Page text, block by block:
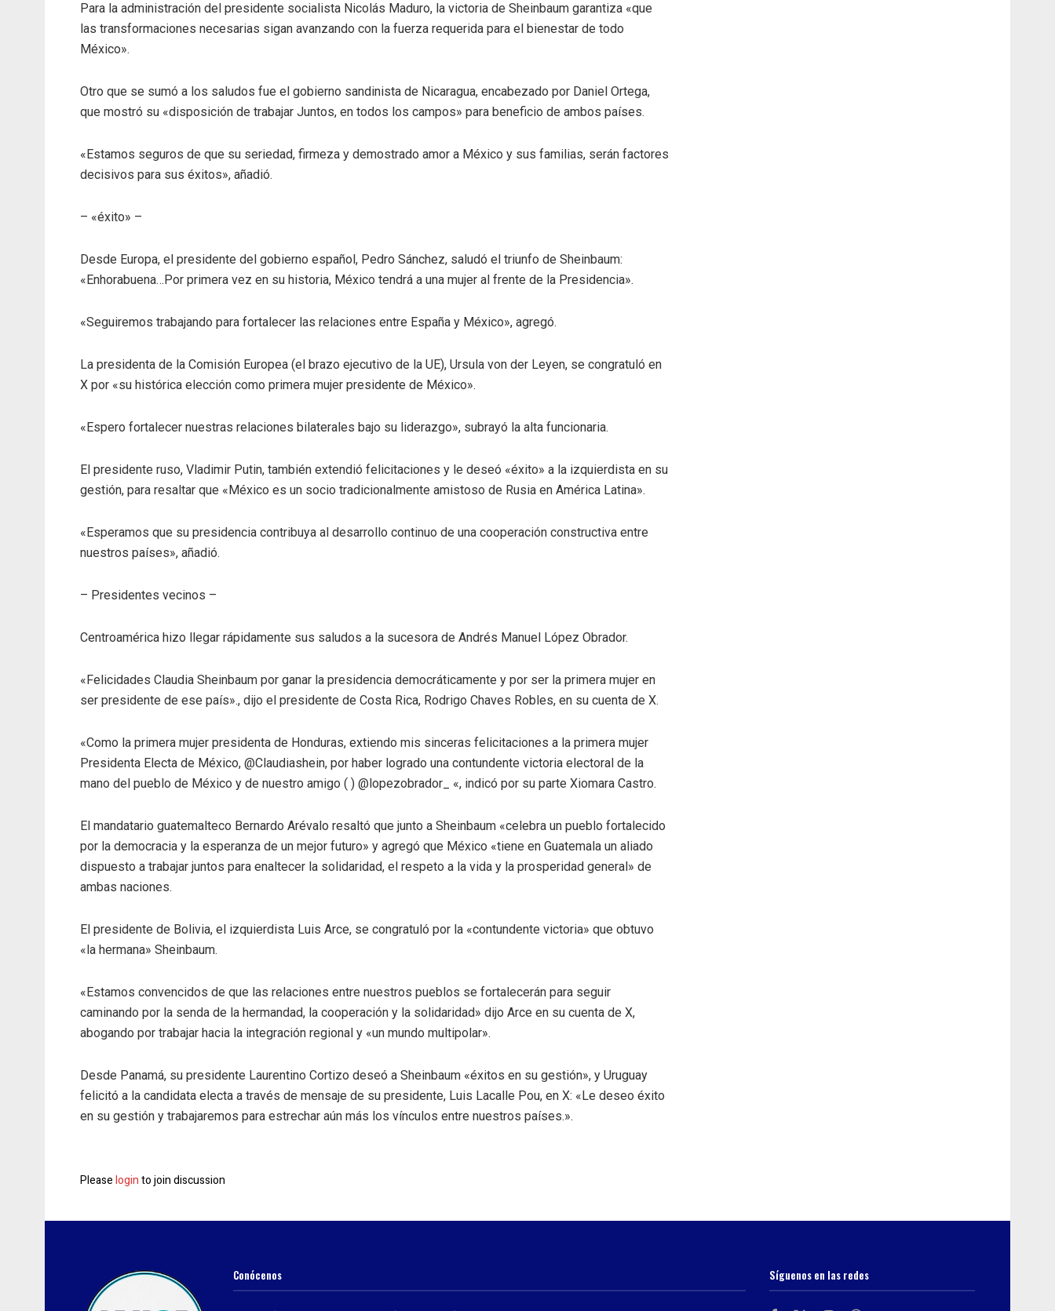
Para la administración del presidente socialista Nicolás Maduro, la victoria de Sheinbaum garantiza «que
las transformaciones necesarias sigan avanzando con la fuerza requerida para el bienestar de todo
México».
Otro que se sumó a los saludos fue el gobierno sandinista de Nicaragua, encabezado por Daniel Ortega,
que mostró su «disposición de trabajar Juntos, en todos los campos» para beneficio de ambos países.
«Estamos seguros de que su seriedad, firmeza y demostrado amor a México y sus familias, serán factores
decisivos para sus éxitos», añadió.
– «éxito» –
Desde Europa, el presidente del gobierno español, Pedro Sánchez, saludó el triunfo de Sheinbaum:
«Enhorabuena…Por primera vez en su historia, México tendrá a una mujer al frente de la Presidencia».
«Seguiremos trabajando para fortalecer las relaciones entre España y México», agregó.
La presidenta de la Comisión Europea (el brazo ejecutivo de la UE), Ursula von der Leyen, se congratuló en
X por «su histórica elección como primera mujer presidente de México».
«Espero fortalecer nuestras relaciones bilaterales bajo su liderazgo», subrayó la alta funcionaria.
El presidente ruso, Vladimir Putin, también extendió felicitaciones y le deseó «éxito» a la izquierdista en su
gestión, para resaltar que «México es un socio tradicionalmente amistoso de Rusia en América Latina».
«Esperamos que su presidencia contribuya al desarrollo continuo de una cooperación constructiva entre
nuestros países», añadió.
– Presidentes vecinos –
Centroamérica hizo llegar rápidamente sus saludos a la sucesora de Andrés Manuel López Obrador.
«Felicidades Claudia Sheinbaum por ganar la presidencia democráticamente y por ser la primera mujer en
ser presidente de ese país»., dijo el presidente de Costa Rica, Rodrigo Chaves Robles, en su cuenta de X.
«Como la primera mujer presidenta de Honduras, extiendo mis sinceras felicitaciones a la primera mujer
Presidenta Electa de México, @Claudiashein, por haber logrado una contundente victoria electoral de la
mano del pueblo de México y de nuestro amigo ( ) @lopezobrador_ «, indicó por su parte Xiomara Castro.
El mandatario guatemalteco Bernardo Arévalo resaltó que junto a Sheinbaum «celebra un pueblo fortalecido
por la democracia y la esperanza de un mejor futuro» y agregó que México «tiene en Guatemala un aliado
dispuesto a trabajar juntos para enaltecer la solidaridad, el respeto a la vida y la prosperidad general» de
ambas naciones.
El presidente de Bolivia, el izquierdista Luis Arce, se congratuló por la «contundente victoria» que obtuvo
«la hermana» Sheinbaum.
«Estamos convencidos de que las relaciones entre nuestros pueblos se fortalecerán para seguir
caminando por la senda de la hermandad, la cooperación y la solidaridad» dijo Arce en su cuenta de X,
abogando por trabajar hacia la integración regional y «un mundo multipolar».
Desde Panamá, su presidente Laurentino Cortizo deseó a Sheinbaum «éxitos en su gestión», y Uruguay
felicitó a la candidata electa a través de mensaje de su presidente, Luis Lacalle Pou, en X: «Le deseo éxito
en su gestión y trabajaremos para estrechar aún más los vínculos entre nuestros países.».
Pleaseloginto join discussion
Conócenos Síguenos en las redes